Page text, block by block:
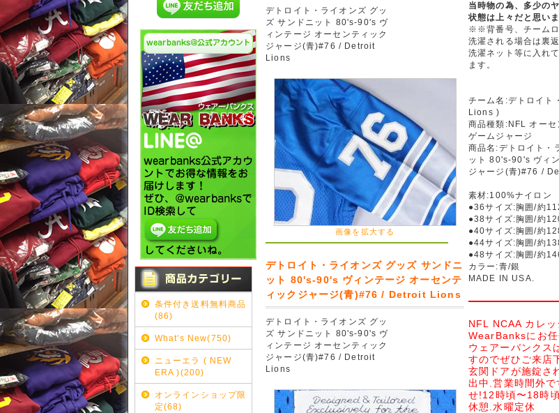
条件付き送料無料商品
(86)
What's New(750)
ニューエラ ( NEW
ERA )(200)
オンラインショップ限
定(68)
デトロイト・ライオンズ グッ
ズ サンドニット 80's-90's ヴ
ィンテージ オーセンティック
ジャージ(青)#76 / Detroit
Lions
画像を拡大する
デトロイト・ライオンズ グッズ サンドニ
ット 80's-90's ヴィンテージ オーセンテ
ィックジャージ(青)#76 / Detroit Lions
デトロイト・ライオンズ グッ
ズ サンドニット 80's-90's ヴ
ィンテージ オーセンティック
ジャージ(青)#76 / Detroit
Lions
当時物の為、多少の
状態は上々だと思いま
※※背番号、チームロ
洗濯される場合は裏返
洗濯ネット等に入れ
ます。
チーム名:デトロイ
Lions )
商品種類:NFL オーセ
ゲームジャージ
商品名:デトロイト・
ット 80's-90's ヴィ
ジャージ(青)#76 /
素材:100%ナイロン
●36サイズ:胸囲/約
●38サイズ:胸囲/約
●40サイズ:胸囲/約
●44サイズ:胸囲/約
●48サイズ:胸囲/約
カラー:青/銀
MADE IN USA.
NFL NCAA カレッ
WearBanksにお任
ウェアーバンクス
すのでぜひご来店
玄関ドアが施錠さ
出中.営業時間外で
せ!12時頃〜18時
休憩.水曜定休